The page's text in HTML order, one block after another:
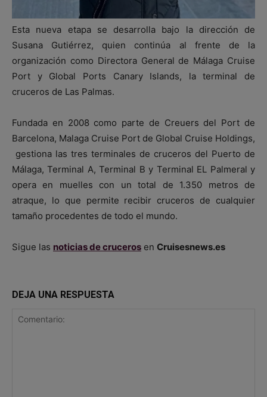
Esta nueva etapa se desarrolla bajo la dirección de
Susana Gutiérrez, quien continúa al frente de la
organización como Directora General de Málaga Cruise
Port y Global Ports Canary Islands, la terminal de
cruceros de Las Palmas.
Fundada en 2008 como parte de Creuers del Port de
Barcelona, Malaga Cruise Port de Global Cruise Holdings,
gestiona las tres terminales de cruceros del Puerto de
Málaga, Terminal A, Terminal B y Terminal EL Palmeral y
opera en muelles con un total de 1.350 metros de
atraque, lo que permite recibir cruceros de cualquier
tamaño procedentes de todo el mundo.
Sigue las noticias de cruceros en Cruisesnews.es
DEJA UNA RESPUESTA